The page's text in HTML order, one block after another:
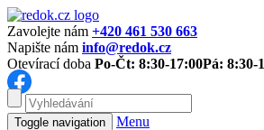
Zavolejte nám +420 461 530 663
Napište nám info@redok.cz
Otevírací doba Po-Čt: 8:30-17:00Pá: 8:30-
Toggle navigation Menu